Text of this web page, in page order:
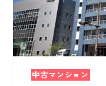
中古マンション